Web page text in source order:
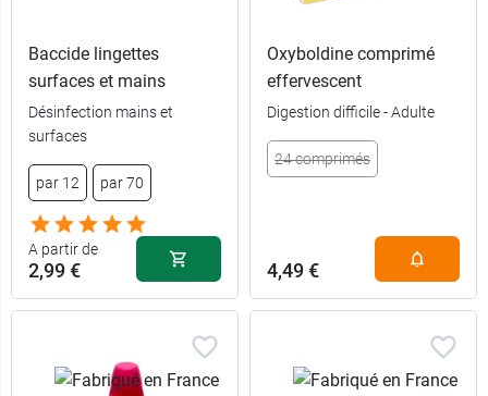
20
comprimés
2,19 €
2 x 20
comprimés
3,99 €
1,59 €
100 ml 2,29 €
1 L 12,99 €
Baccide lingettes
surfaces et mains
Désinfection mains et
surfaces
par 12 par 70
A partir de
2,99 €
Oxyboldine comprimé
effervescent
Digestion difficile - Adulte
24 comprimés
4,49 €